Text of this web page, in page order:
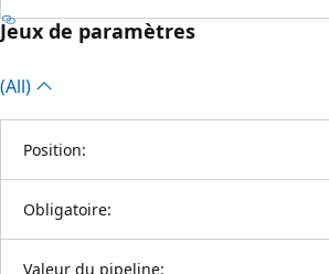
Jeux de paramètres
(All)
Position:
Obligatoire:
Valeur du pipeline: